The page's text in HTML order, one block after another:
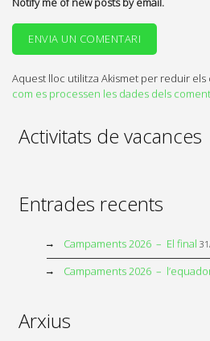
Aquest lloc utilitza Akismet per reduir els
com es processen les dades dels
Activitats de vacances
Entrades recents
Campaments 2026 – El final
Campaments 2026 –
Arxius